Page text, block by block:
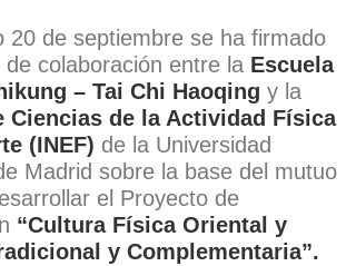
20 de septiembre se ha firmado
de colaboración entre la Escuela
– Tai Chi Haoqing y la
Ciencias de la Actividad Física
(INEF) de la Universidad
Madrid sobre la base del mutuo
el Proyecto de
“Cultura Física Oriental y
y Complementaria”.